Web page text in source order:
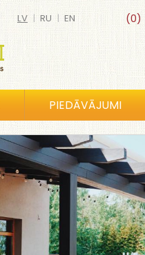
(0)
LV | RU | EN
PIEDĀVĀJUMI